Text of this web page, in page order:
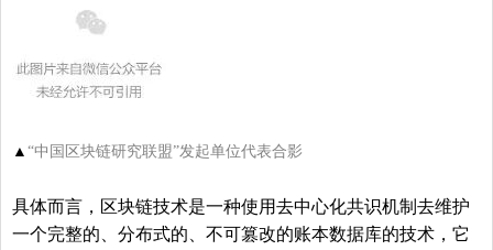
▲ “中国区块链研究联盟”发起单位代表合影
具体而言，区块链技术是一种使用去中心化共识机制去维护
一个完整的、分布式的、不可篡改的账本数据库的技术，它